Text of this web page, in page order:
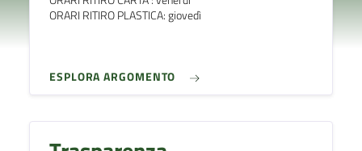
ORARI RITIRO PLASTICA: giovedì
ESPLORA ARGOMENTO